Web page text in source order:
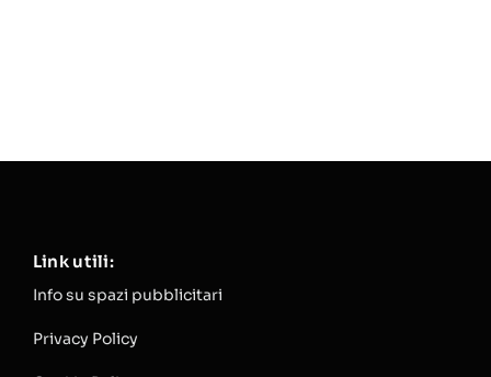
Link utili:
Info su spazi pubblicitari
Privacy Policy